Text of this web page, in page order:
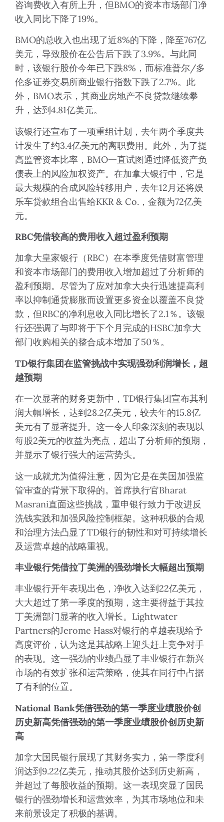
咨询费收入有所上升，但BMO的资本市场部门净
收入同比下降了19%。
BMO的总收入也出现了近8%的下降，降至767亿
美元，导致股价在公告后下跌了3.9%。与此同
时，该银行股价今年已下跌8%，而标准普尔/多
伦多证券交易所商业银行指数下跌了2.7%。此
外，BMO表示，其商业房地产不良贷款继续攀
升，达到4.81亿美元。
该银行还宣布了一项重组计划，去年两个季度共
计发生了约3.4亿美元的离职费用。此外，为了提
高监管资本比率，BMO一直试图通过降低资产负
债表上的风险加权资产。在加拿大银行中，它是
最大规模的合成风险转移用户，去年12月还将娱
乐车贷款组合出售给KKR & Co.，金额为72亿美
元。
RBC凭借较高的费用收入超过盈利预期
加拿大皇家银行（RBC）在本季度凭借财富管理
和资本市场部门的费用收入增加超过了分析师的
盈利预期。尽管为了应对加拿大央行迅速提高利
率以抑制通货膨胀而设置更多资金以覆盖不良贷
款，但RBC的净利息收入同比增长了2.1％。该银
行还强调了与即将于下个月完成的HSBC加拿大
部门收购相关的整合成本增加了50％。
TD银行集团在监管挑战中实现强劲利润增长，超
越预期
在一次显著的财务更新中，TD银行集团宣布其利
润大幅增长，达到28.2亿美元，较去年的15.8亿
美元有了显著提升。这一令人印象深刻的表现以
每股2美元的收益为亮点，超出了分析师的预期，
并显示了银行强大的运营势头。
这一成就尤为值得注意，因为它是在美国加强监
管审查的背景下取得的。首席执行官Bharat
Masrani直面这些挑战，重申银行致力于改进反
洗钱实践和加强风险控制框架。这种积极的合规
和治理方法凸显了TD银行的韧性和对可持续增长
及运营卓越的战略重视。
丰业银行凭借拉丁美洲的强劲增长大幅超出预期
丰业银行开年表现出色，净收入达到22亿美元，
大大超过了第一季度的预期，这主要得益于其拉
丁美洲部门显著的收入增长。Lightwater
Partners的Jerome Hass对银行的卓越表现给予
高度评价，认为这是其战略上迎头赶上竞争对手
的表现。这一强劲的业绩凸显了丰业银行在新兴
市场的有效扩张和运营策略，使其在同行中占据
了有利的位置。
National Bank凭借强劲的第一季度业绩股价创
历史新高凭借强劲的第一季度业绩股价创历史新
高
加拿大国民银行展现了其财务实力，第一季度利
润达到9.22亿美元，推动其股价达到历史新高，
并超过了每股收益的预期。这一表现突显了国民
银行的强劲增长和运营效率，为其市场地位和未
来前景设定了积极的基调。